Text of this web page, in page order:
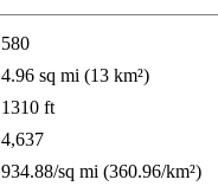
580
4.96 sq mi (13 km²)
1310 ft
4,637
934.88/sq mi (360.96/km²)